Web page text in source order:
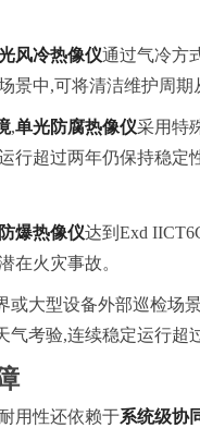
风冷热像仪通过气冷方
景中,可将清洁维护周期
,单光防腐热像仪采用特
行超过两年仍保持稳定
爆热像仪达到Exd
在火灾事故。
或大型设备外部巡检场
考验,连续稳定运行超
用性还依赖于系统级协